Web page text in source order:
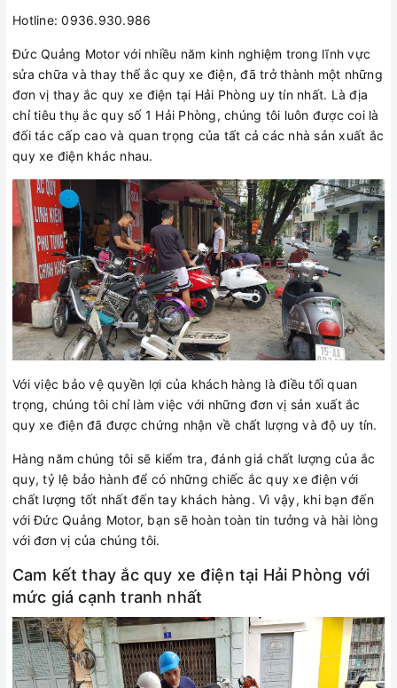
Hotline: 0936.930.986
Đức Quảng Motor với nhiều năm kinh nghiệm trong lĩnh vực
sửa chữa và thay thế ắc quy xe điện, đã trở thành một những
đơn vị thay ắc quy xe điện tại Hải Phòng uy tín nhất. Là địa
chỉ tiêu thụ ắc quy số 1 Hải Phòng, chúng tôi luôn được coi là
đối tác cấp cao và quan trọng của tất cả các nhà sản xuất ắc
quy xe điện khác nhau.
Với việc bảo vệ quyền lợi của khách hàng là điều tối quan
trọng, chúng tôi chỉ làm việc với những đơn vị sản xuất ắc
quy xe điện đã được chứng nhận về chất lượng và độ uy tín.
Hàng năm chúng tôi sẽ kiểm tra, đánh giá chất lượng của ắc
quy, tỷ lệ bảo hành để có những chiếc ắc quy xe điện với
chất lượng tốt nhất đến tay khách hàng. Vì vậy, khi bạn đến
với Đức Quảng Motor, bạn sẽ hoàn toàn tin tưởng và hài lòng
với đơn vị của chúng tôi.
Cam kết thay ắc quy xe điện tại Hải Phòng với
mức giá cạnh tranh nhất